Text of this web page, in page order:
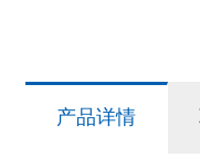
产品详情